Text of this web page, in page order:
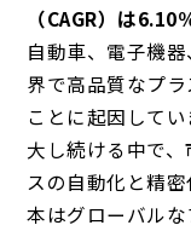
（CAGR）は6.10
自動車、電子機
界で高品質なプ
ことに起因して
大し続ける中で
スの自動化と精
本はグローバル